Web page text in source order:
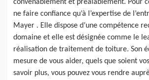
convenablement et préalablement. Pour
ne faire confiance qu’à l’expertise de
Mayer . Elle dispose d’une compétence
domaine et elle est désignée comme le
réalisation de traitement de toiture. Son
mesure de vous aider, quels que soient
savoir plus, vous pouvez vous rendre